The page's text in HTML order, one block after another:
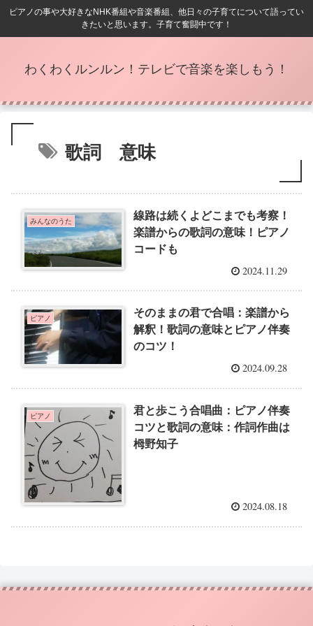
ピアノの事や大好きなNHK番組や音楽番組、他日々の子育てについて語ってい
きたいと思います。子育て奮闘中です！
わくわくルンルン！テレビで音楽を楽しもう！
歌詞 意味
みんなのうた
線路は続くよどこまでも考察！
楽譜からの歌詞の意味！ピアノ
コードも
2024.11.29
ピアノ
そのままの君で合唱：楽譜から
解釈！歌詞の意味とピアノ伴奏
のコツ！
2024.09.28
ピアノ
君と歩こう合唱曲：ピアノ伴奏
コツと歌詞の意味：作詞作曲は
栂野知子
2024.08.18